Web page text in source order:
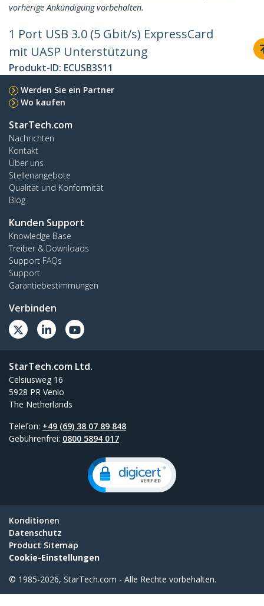
vorherige Ankündigung vorbehalten.
1 Port USB 3.0 (5 Gbit/s) ExpressCard
mit UASP Unterstützung
Produkt-ID: ECUSB3S11
Werden Sie ein Partner
Wo kaufen
StarTech.com
Nachrichten
Kontakt
Über uns
Stellenangebote
Qualität und Konformität
Blog
Kunden Support
Knowledge Base
Treiber & Downloads
Support FAQs
Support
Garantiebestimmungen
Verbinden
StarTech.com Ltd.
Celsiusweg 16
5928 PR Venlo
The Netherlands
Telefon: +49 (69) 38 07 89 848
Gebührenfrei: 0800 5894 017
Konditionen
Datenschutz
Product Sitemap
Cookie-Einstellungen
© 1985-2026, StarTech.com - Alle Rechte vorbehalten.